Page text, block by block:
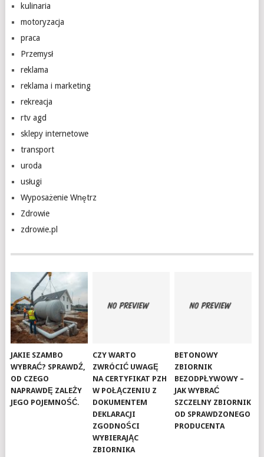
kulinaria
motoryzacja
praca
Przemysł
reklama
reklama i marketing
rekreacja
rtv agd
sklepy internetowe
transport
uroda
usługi
Wyposażenie Wnętrz
Zdrowie
zdrowie.pl
JAKIE SZAMBO
WYBRAĆ? SPRAWDŹ,
OD CZEGO
NAPRAWDĘ ZALEŻY
JEGO POJEMNOŚĆ.
CZY WARTO
ZWRÓCIĆ UWAGĘ
NA CERTYFIKAT PZH
W POŁĄCZENIU Z
DOKUMENTEM
DEKLARACJI
ZGODNOŚCI
WYBIERAJĄC
ZBIORNIKA
BETONOWY
ZBIORNIK
BEZODPŁYWOWY –
JAK WYBRAĆ
SZCZELNY ZBIORNIK
OD SPRAWDZONEGO
PRODUCENTA